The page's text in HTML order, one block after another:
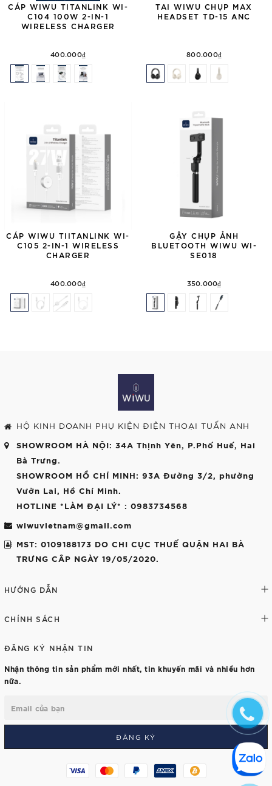
CÁP WIWU TITANLINK WI-
C104 100W 2-IN-1
WIRELESS CHARGER
400.000₫
TAI WIWU CHỤP MAX
HEADSET TD-15 ANC
800.000₫
CÁP WIWU TIITANLINK WI-
C105 2-IN-1 WIRELESS
CHARGER
400.000₫
GẬY CHỤP ẢNH
BLUETOOTH WIWU WI-
SE018
350.000₫
HỘ KINH DOANH PHỤ KIỆN ĐIỆN THOẠI TUẤN ANH
SHOWROOM HÀ NỘI: 34A Thịnh Yên, P.Phố Huế, Hai
Bà Trưng.
SHOWROOM HỒ CHÍ MINH: 93A Đường 3/2, phường
Vườn Lai, Hồ Chí Minh.
HOTLINE *LÀM ĐẠI LÝ* : 0983734568
wiwuvietnam@gmail.com
MST: 0109188173 DO CHI CỤC THUẾ QUẬN HAI BÀ
TRƯNG CÂP NGÀY 19/05/2020.
HƯỚNG DẪN
CHÍNH SÁCH
ĐĂNG KÝ NHẬN TIN
Nhận thông tin sản phẩm mới nhất, tin khuyến mãi và nhiều hơn
nữa.
ĐĂNG KÝ